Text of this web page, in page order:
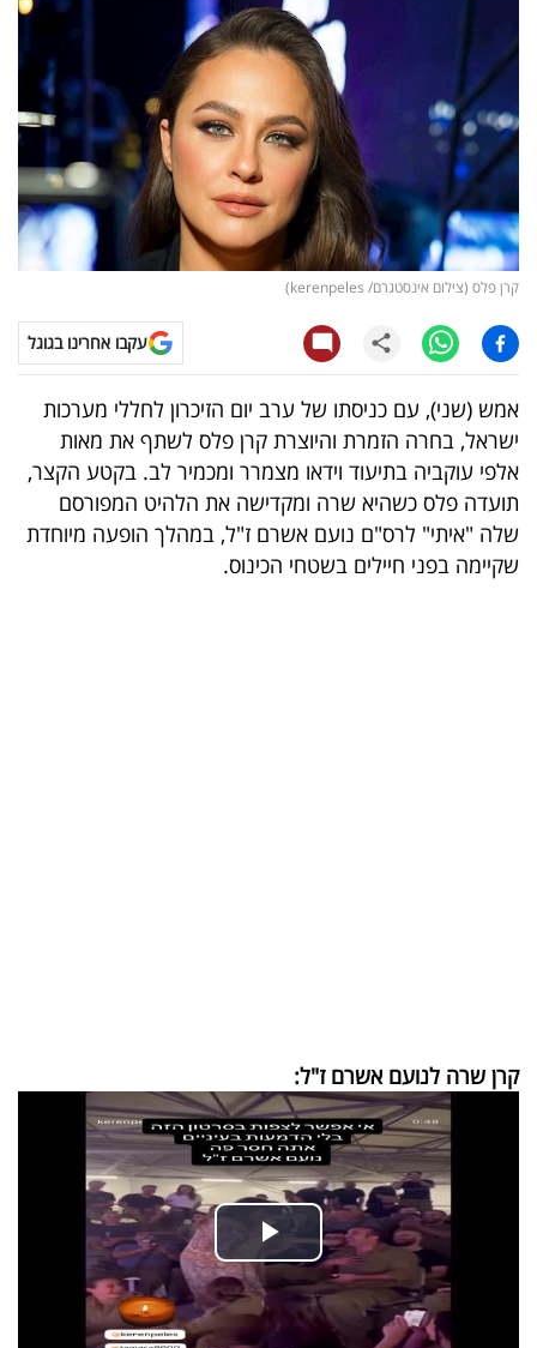
ומחקרים
דעות
רכילות
עסקית
קריפטו
ויראלי
טלוויזיה
עסקי
ספורט
קריירה
ולימודים
מינויים
הכלכלי
פודקאסט
UNDER
קרן פלס (צילום אינסטגרם/ kerenpeles)
עקבו אחרינו בגוגל
אמש (שני), עם כניסתו של ערב יום הזיכרון לחללי מערכות
ישראל, בחרה הזמרת והיוצרת קרן פלס לשתף את מאות
אלפי עוקביה בתיעוד וידאו מצמרר ומכמיר לב. בקטע הקצר,
תועדה פלס כשהיא שרה ומקדישה את הלהיט המפורסם
שלה "איתי" לרס"ם נועם אשרם ז"ל, במהלך הופעה מיוחדת
שקיימה בפני חיילים בשטחי הכינוס.
קרן שרה לנועם אשרם ז"ל: